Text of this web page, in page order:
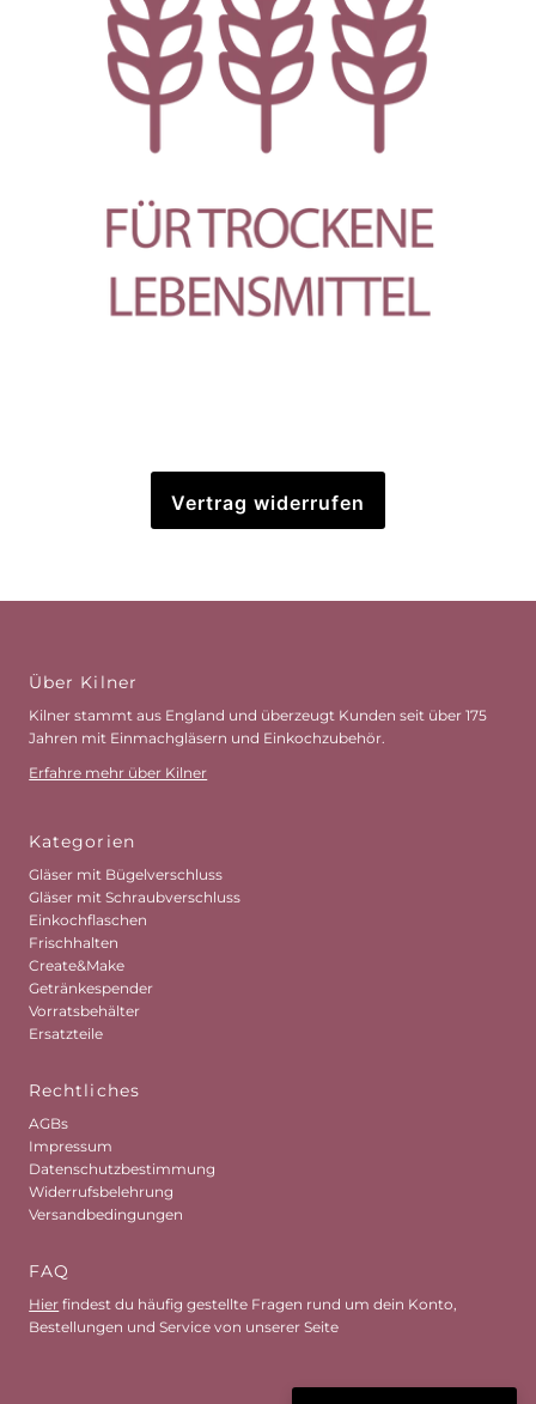
Vertrag widerrufen
Über Kilner
Kilner stammt aus England und überzeugt Kunden seit über 175
Jahren mit Einmachgläsern und Einkochzubehör.
Erfahre mehr über Kilner
Kategorien
Gläser mit Bügelverschluss
Gläser mit Schraubverschluss
Einkochflaschen
Frischhalten
Create&Make
Getränkespender
Vorratsbehälter
Ersatzteile
Rechtliches
AGBs
Impressum
Datenschutzbestimmung
Widerrufsbelehrung
Versandbedingungen
FAQ
Hier findest du häufig gestellte Fragen rund um dein Konto,
Bestellungen und Service von unserer Seite